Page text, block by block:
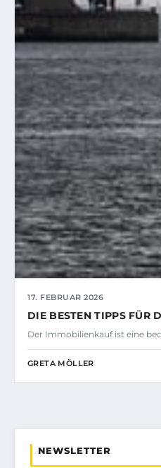
17. FEBRUAR 2026
DIE BESTEN TIPPS FÜR
Der Immobilienkauf ist eine
GRETA MÖLLER
NEWSLETTER